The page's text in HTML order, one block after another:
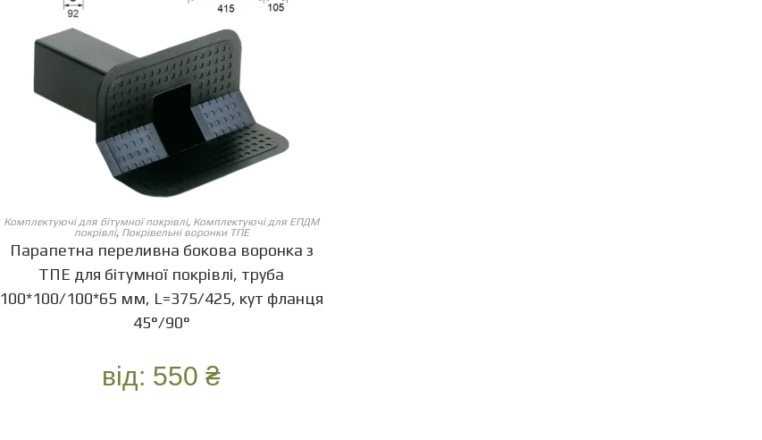
ОБЕРІТЬ ОПЦІЇ
Комплектуючі для бітумної покрівлі, Комплектуючі для ЕПДМ
покрівлі, Покрівельні воронки ТПЕ
Парапетна переливна бокова воронка з
ТПЕ для бітумної покрівлі, труба
100*100/100*65 мм, L=375/425, кут фланця
45°/90°
від: 550₴